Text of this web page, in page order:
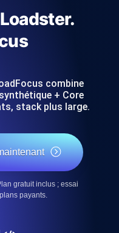
combine
+ Core
stack plus large.
gratuit inclus ; essai
payants.